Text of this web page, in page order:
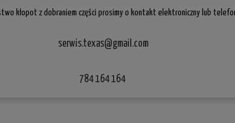
kłopot z dobraniem części prosimy o kontakt elektroniczny lub
serwis.texas@gmail.com
784 164 164